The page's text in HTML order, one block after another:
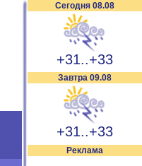
Сегодня 08.08
+31..+33
Завтра 09.08
+31..+33
Реклама